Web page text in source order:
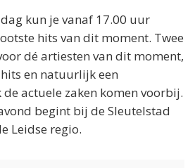
kun je vanaf 17.00 uur
hits van dit moment. Twee
dé artiesten van dit moment,
en natuurlijk een
actuele zaken komen voorbij.
begint bij de Sleutelstad
Leidse regio.